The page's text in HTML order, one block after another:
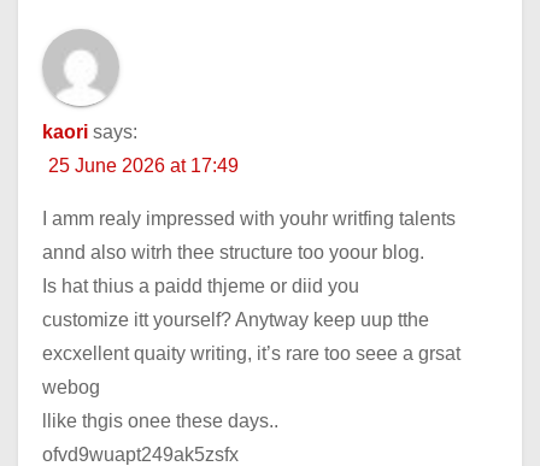
kaori says:
25 June 2026 at 17:49
I amm realy impressed with youhr writfing talents
annd also witrh thee structure too yoour blog.
Is hat thius a paidd thjeme or diid you
customize itt yourself? Anytway keep uup tthe
excxellent quaity writing, it’s rare too seee a grsat
webog
llike thgis onee these days..
ofvd9wuapt249ak5zsfx